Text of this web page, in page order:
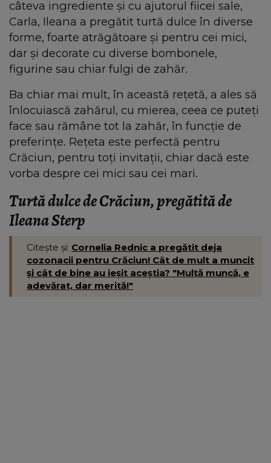
câteva ingrediente și cu ajutorul fiicei sale,
Carla, Ileana a pregătit turtă dulce în diverse
forme, foarte atrăgătoare și pentru cei mici,
dar și decorate cu diverse bombonele,
figurine sau chiar fulgi de zahăr.
Ba chiar mai mult, în această rețetă, a ales să
înlocuiască zahărul, cu mierea, ceea ce puteți
face sau rămâne tot la zahăr, în funcție de
preferințe. Rețeta este perfectă pentru
Crăciun, pentru toți invitații, chiar dacă este
vorba despre cei mici sau cei mari.
Turtă dulce de Crăciun, pregătită de
Ileana Sterp
Citește și: Cornelia Rednic a pregătit deja
cozonacii pentru Crăciun! Cât de mult a muncit
și cât de bine au ieșit aceștia? "Multă muncă, e
adevărat, dar merită!"